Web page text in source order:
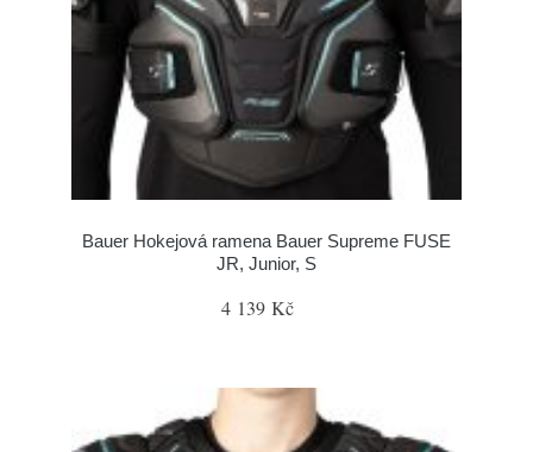
Bauer Hokejová ramena Bauer Supreme FUSE
JR, Junior, S
4 139 Kč